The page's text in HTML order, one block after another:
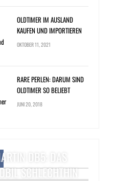
OLDTIMER IM AUSLAND
KAUFEN UND IMPORTIEREN
OKTOBER 11, 2021
RARE PERLEN: DARUM SIND
OLDTIMER SO BELIEBT
JUNI 20, 2018
DB5: DAS
SCHLECHTHIN